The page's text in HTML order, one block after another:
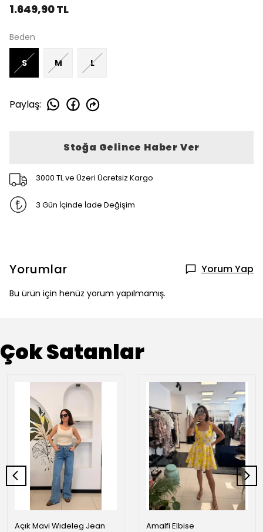
1.649,90 TL
Beden
S M L
Paylaş:
Stoğa Gelince Haber Ver
3000 TL ve Üzeri Ücretsiz Kargo
3 Gün İçinde İade Değişim
Yorumlar Yorum Yap
Bu ürün için henüz yorum yapılmamış.
Çok Satanlar
Açık Mavi Wıdeleg Jean Amalfi Elbise